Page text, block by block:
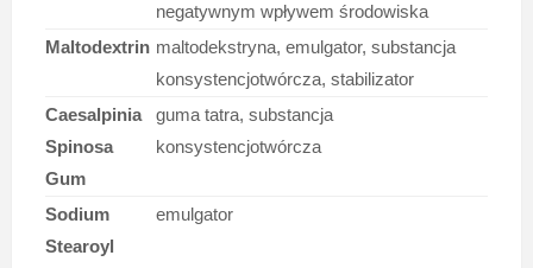
negatywnym wpływem środowiska
Maltodextrin maltodekstryna, emulgator, substancja
konsystencjotwórcza, stabilizator
Caesalpinia
Spinosa
Gum
guma tatra, substancja
konsystencjotwórcza
Sodium
Stearoyl
emulgator